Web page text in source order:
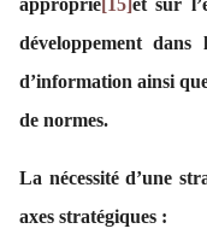
approprié [15] et sur
développement dans
d’information ainsi
de normes.
La nécessité d’une
axes stratégiques :